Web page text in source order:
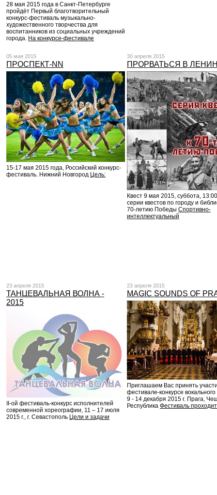
28 мая 2015 года в Санкт-Петербурге
пройдёт Первый благотворительный
конкурс-фестиваль музыкально-
художественного творчества для
воспитанников из социальных учреждений
города. На конкурсе-фестивале
05 мая 2015
ПРОСПЕКТ-NN
15-17 мая 2015 года, Российский конкурс-
фестиваль. Нижний Новгород Цель:
30 апреля 2015
ПРОРВАТЬСЯ В
Квест 9 мая 2015, суббота,
серии квестов по городу и
70-летию Победы Спортивно-
интеллектуальный
23 апреля 2015
ТАНЦЕВАЛЬНАЯ ВОЛНА -
2015
II-ой фестиваль-конкурс исполнителей
современной хореографии, 11 – 17 июля
2015 г., г. Севастополь Цели и задачи
23 апреля 2015
MAGIC SOUNDS OF
Приглaшaем Вaс принять
фестивале-конкурсе вокального
9 - 14 декабря 2015 г. Прага,
Республика Фестиваль проходит